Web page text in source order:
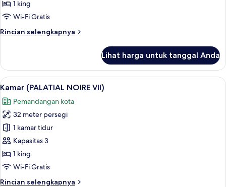
VI)
1 king
Wi-Fi Gratis
Rincian selengkapnya
Rincian
Kamar
(PALATIAL
NOIRE
Lihat harga untuk tanggal Anda
Lihat
semua
foto
untuk
Kamar
(PALATIAL
NOIRE
VII)
Kamar (PALATIAL NOIRE VII) |
7
Kamar (PALATIAL NOIRE VII)
Pemandangan kota
32 meter persegi
1 kamar tidur
Kapasitas 3
1 king
Wi-Fi Gratis
Rincian selengkapnya
Rincian